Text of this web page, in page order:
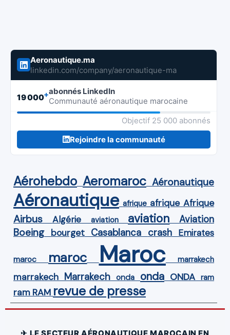
Aeronautique.ma
linkedin.com/company/aeronautique-ma
19 000+abonnés LinkedIn
Communauté aéronautique marocaine
Objectif 25 000 abonnés
Rejoindre la communauté
Aérohebdo Aeromaroc Aéronautique
Aéronautique afrique afrique Afrique
Airbus Algérie aviation aviation Aviation
Boeing bourget Casablanca crash Emirates
maroc maroc Maroc marrakech
marrakech Marrakech onda onda ONDA ram
ram RAM revue de presse
✈ LE SECTEUR AÉRONAUTIQUE MAROCAIN EN